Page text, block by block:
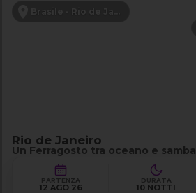
Brasile - Rio de Janeiro e Buzios
Rio de Janeiro
Un Ferragosto tra oceano e samba
PARTENZA
12 AGO 26
DURATA
10 NOTTI